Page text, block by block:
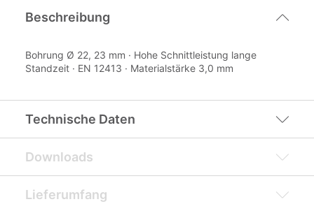
Beschreibung
Bohrung Ø 22, 23 mm · Hohe Schnittleistung lange
Standzeit · EN 12413 · Materialstärke 3,0 mm
Technische Daten
Downloads
Lieferumfang